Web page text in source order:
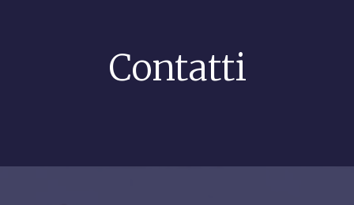
Contatti